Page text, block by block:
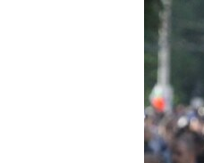
УКРАЇНСЬКА ПРОБЛЕМА КРИМУ